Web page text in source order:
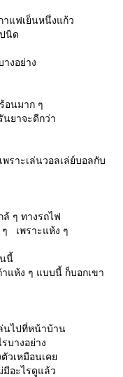
าแฟเย็นหนึ่งแก้ว
นิด
งอย่าง
อนมาก ๆ
นยาจะดีกว่า
พราะเล่นวอลเล่ย์บอลกับ
ๆ ทางรถไฟ
ๆ เพราะแห้ง ๆ
นี้
แห้ง ๆ แบบนี้ ก็บอกเขา
นไปที่หน้าบ้าน
บางอย่าง
วเหมือนเคย
มีอะไรดูแล้ว